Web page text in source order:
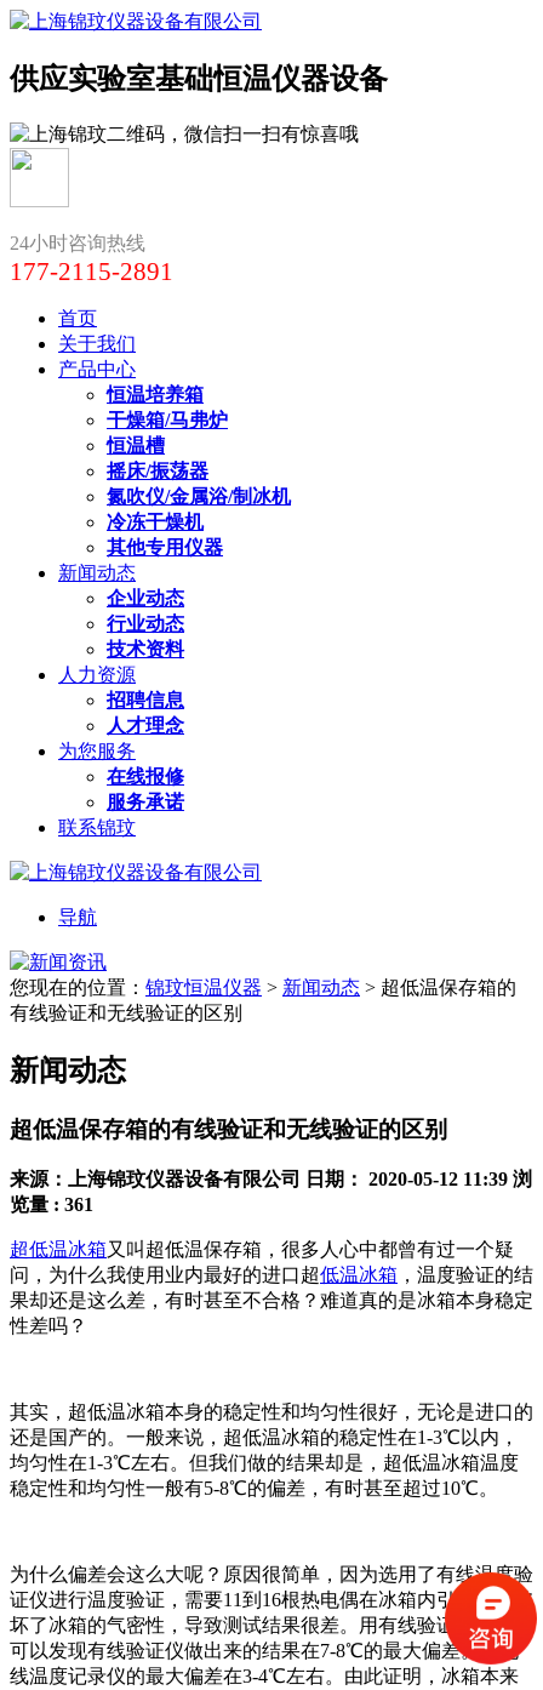
供应实验室基础恒温仪器设备
24小时咨询热线
177-2115-2891
首页
关于我们
产品中心
恒温培养箱
干燥箱/马弗炉
恒温槽
摇床/振荡器
氮吹仪/金属浴/制冰机
冷冻干燥机
其他专用仪器
新闻动态
企业动态
行业动态
技术资料
人力资源
招聘信息
人才理念
为您服务
在线报修
服务承诺
联系锦玟
导航
您现在的位置： 锦玟恒温仪器 > 新闻动态 > 超低温保存箱的
有线验证和无线验证的区别
新闻动态
超低温保存箱的有线验证和无线验证的区别
来源：上海锦玟仪器设备有限公司 日期： 2020-05-12 11:39 浏
览量 : 361
超低温冰箱又叫超低温保存箱，很多人心中都曾有过一个疑
问，为什么我使用业内最好的进口超低温冰箱 ，温度验证的结
果却还是这么差，有时甚至不合格？难道真的是冰箱本身稳定
性差吗？
其实，超低温冰箱本身的稳定性和均匀性很好，无论是进口的
还是国产的。一般来说，超低温冰箱的稳定性在1-3℃以内，
均匀性在1-3℃左右。但我们做的结果却是，超低温冰箱温度
稳定性和均匀性一般有5-8℃的偏差，有时甚至超过10℃。
为什么偏差会这么大呢？原因很简单，因为选用了有线温度验
证仪进行温度验证，需要11到16根热电偶在冰箱内引出来，破
坏了冰箱的气密性，导致测试结果很差。用有线验证仪的我们
可以发现有线验证仪做出来的结果在7-8℃的最大偏差。而无
线温度记录仪的最大偏差在3-4℃左右。由此证明，冰箱本来